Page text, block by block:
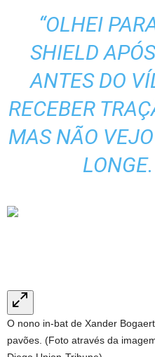
“OLHEI
SHIELD
ANTES DO
RECEBER
MAS NÃO
O nono in-bat de Xander
pavões. (Foto através da